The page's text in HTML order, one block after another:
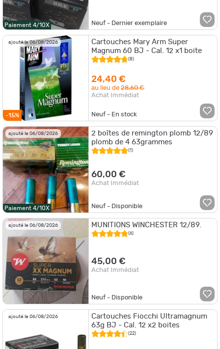
Paiement 4/10X Neuf - Dernier exemplaire
ajouté le 06/08/2026
-15%
Cartouches Mary Arm Super
Magnum 60 BJ - Cal. 12 x1 boite
(8)
24,40 €
au lieu de28,60 €
Achat Immédiat
Neuf - En stock
ajouté le 06/08/2026
Paiement 4/10X
2 boîtes de remington plomb 12/89
plomb de 4 63grammes
(1)
60,00 €
Achat Immédiat
Neuf - Disponible
ajouté le 06/08/2026 MUNITIONS WINCHESTER 12/89.
(6)
45,00 €
Achat Immédiat
Neuf - Disponible
ajouté le 06/08/2026
Cartouches Fiocchi Ultramagnum
63g BJ - Cal. 12 x2 boites
(22)